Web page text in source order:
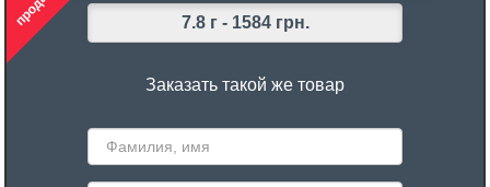
7.8 г - 1584 грн.
Заказать такой же товар